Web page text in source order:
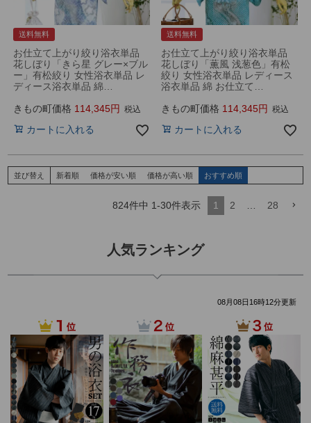
送料無料
お仕立て上がり絞り浴衣単品
花しぼり「きら星 グレー×ブル
ー」有松絞り 女性浴衣単品 レ
ディース浴衣単品 綿…
きもの町価格 114,345 税込
カートに入れる
送料無料
お仕立て上がり絞り浴衣単品
花しぼり「薫風 浅葱色」有松
絞り 女性浴衣単品 レディース
浴衣単品 綿 お仕立て…
きもの町価格 114,345 税込
カートに入れる
並び替え 新着順 価格が安い順 価格が高い順 おすすめ順
824件中 1-30件表示 1 2 … 28
人気ランキング